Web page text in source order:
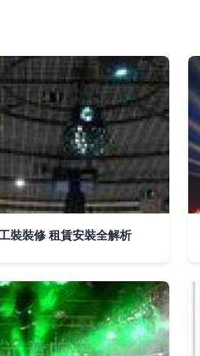
裝裝修 租賃安裝全解析